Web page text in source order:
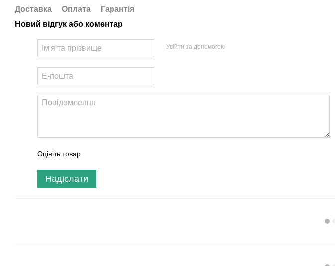
Доставка Оплата
Гарантія
Новий відгук або коментар
Увійти за допомогою
Оцініть товар
Надіслати